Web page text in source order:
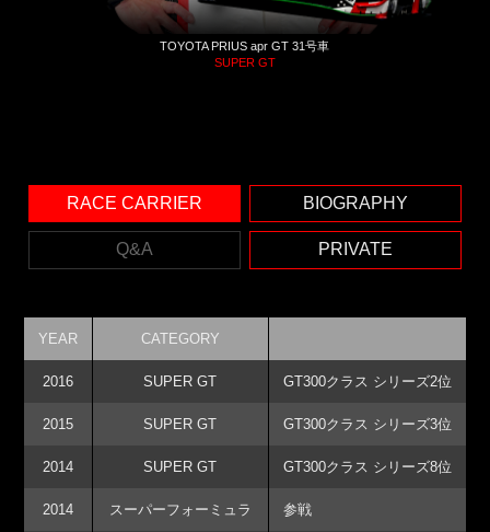
TOYOTA PRIUS apr GT 31号車
SUPER GT
RACE CARRIER BIOGRAPHY
Q&A PRIVATE
YEAR CATEGORY
2016 SUPER GT GT300クラス シリーズ2位
2015 SUPER GT GT300クラス シリーズ3位
2014 SUPER GT GT300クラス シリーズ8位
2014 スーパーフォーミュラ 参戦